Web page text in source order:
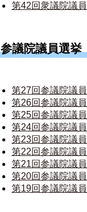
第42回衆議院議
参議院議員選挙
第27回参議院議
第26回参議院議
第25回参議院議
第24回参議院議
第23回参議院議
第22回参議院議
第21回参議院議
第20回参議院議
第19回参議院議